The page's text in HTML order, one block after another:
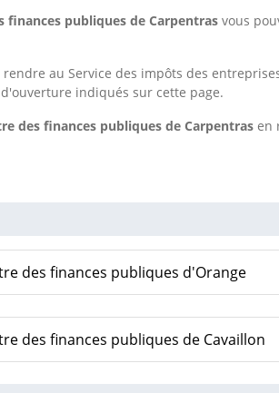
finances publiques de Carpentras vous
au Service des impôts des
indiqués sur cette page.
des finances publiques de Carpentras en
des finances publiques d'Orange
des finances publiques de Cavaillon